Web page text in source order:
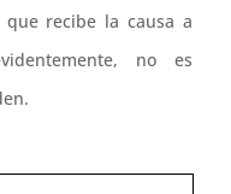
recibe la causa a
no es